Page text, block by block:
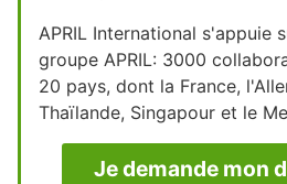
APRIL International s'appuie
groupe APRIL: 3000
20 pays, dont la France,
Thaïlande, Singapour et le
Je demande mon